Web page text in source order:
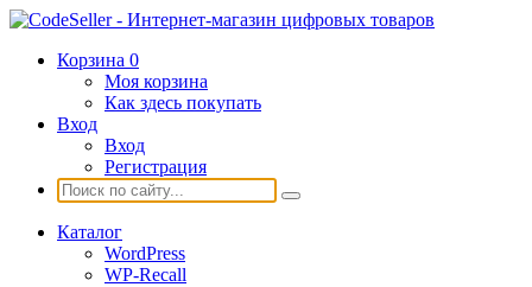
Корзина 0
Моя корзина
Как здесь покупать
Вход
Вход
Регистрация
Каталог
WordPress
WP-Recall